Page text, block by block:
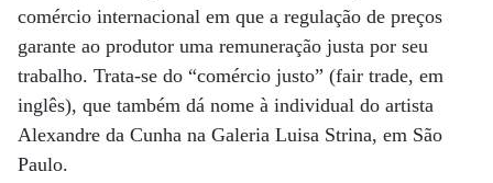
comércio internacional em que a regulação de preços
garante ao produtor uma remuneração justa por seu
trabalho. Trata-se do “comércio justo” (fair trade, em
inglês), que também dá nome à individual do artista
Alexandre da Cunha na Galeria Luisa Strina, em São
Paulo.